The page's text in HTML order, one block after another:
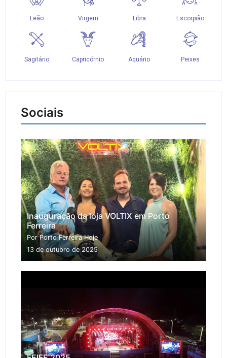
Sociais
Inauguração da loja VOLTIX em Porto
Ferreira
Por Porto Ferreira Hoje
13 de outubro de 2025